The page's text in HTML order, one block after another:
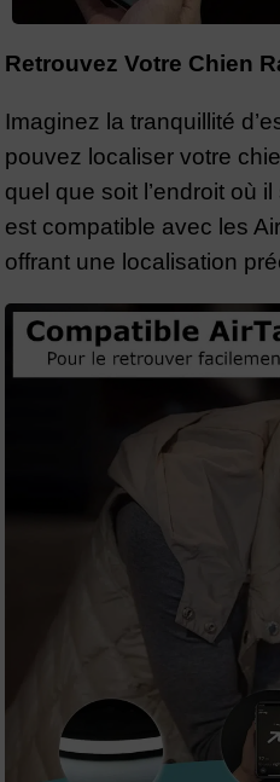
Retrouvez Votre Chien
Imaginez la tranquillité
pouvez localiser votre
quel que soit l’endroit où
est compatible avec les
offrant une localisation